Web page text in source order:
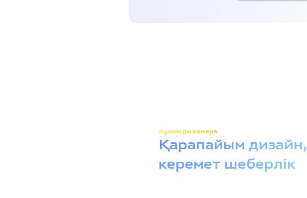
Ауқымды камера
Қарапайым дизайн,
керемет шеберлік